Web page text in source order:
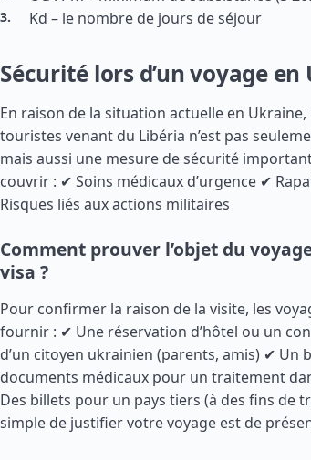
Kd – le nombre de jours de séjour
Sécurité lors d’un voyage
En raison de la situation actuelle en Ukraine,
touristes venant du Libéria n’est pas
mais aussi une mesure de sécurité
couvrir : ✔ Soins médicaux d’urgence ✔
Risques liés aux actions militaires
Comment prouver l’objet du
visa ?
Pour confirmer la raison de la visite, les
fournir : ✔ Une réservation d’hôtel ou un
d’un citoyen ukrainien (parents, amis) ✔ Un
documents médicaux pour un traitement
Des billets pour un pays tiers (à des fins de
simple de justifier votre voyage est de